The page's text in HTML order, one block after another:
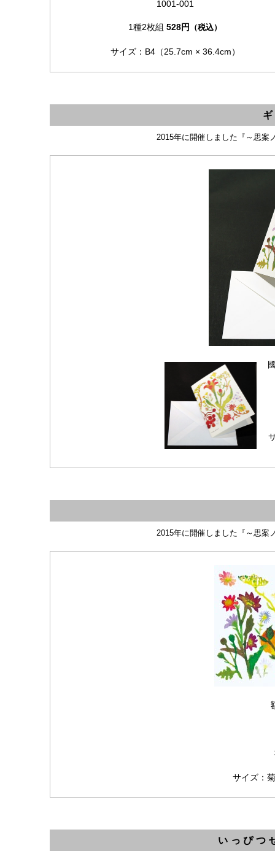
1001-001
1種2枚組 528円 （税込）
サイズ：B4（25.7cm × 36.4cm）
2015年に開催しました『～思案
2015年に開催しました『～思案
サイズ：
いっぴ